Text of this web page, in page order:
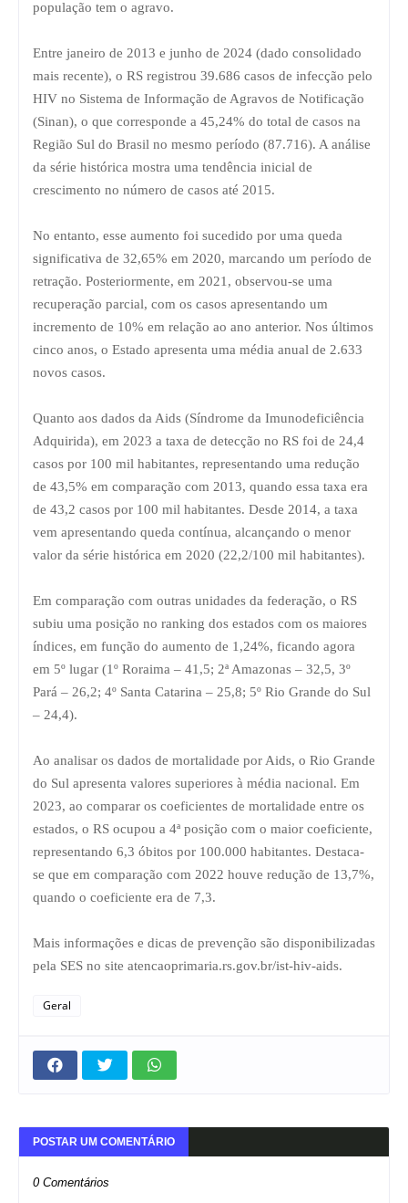
população tem o agravo.
Entre janeiro de 2013 e junho de 2024 (dado consolidado
mais recente), o RS registrou 39.686 casos de infecção pelo
HIV no Sistema de Informação de Agravos de Notificação
(Sinan), o que corresponde a 45,24% do total de casos na
Região Sul do Brasil no mesmo período (87.716). A análise
da série histórica mostra uma tendência inicial de
crescimento no número de casos até 2015.
No entanto, esse aumento foi sucedido por uma queda
significativa de 32,65% em 2020, marcando um período de
retração. Posteriormente, em 2021, observou-se uma
recuperação parcial, com os casos apresentando um
incremento de 10% em relação ao ano anterior. Nos últimos
cinco anos, o Estado apresenta uma média anual de 2.633
novos casos.
Quanto aos dados da Aids (Síndrome da Imunodeficiência
Adquirida), em 2023 a taxa de detecção no RS foi de 24,4
casos por 100 mil habitantes, representando uma redução
de 43,5% em comparação com 2013, quando essa taxa era
de 43,2 casos por 100 mil habitantes. Desde 2014, a taxa
vem apresentando queda contínua, alcançando o menor
valor da série histórica em 2020 (22,2/100 mil habitantes).
Em comparação com outras unidades da federação, o RS
subiu uma posição no ranking dos estados com os maiores
índices, em função do aumento de 1,24%, ficando agora
em 5º lugar (1º Roraima – 41,5; 2ª Amazonas – 32,5, 3º
Pará – 26,2; 4º Santa Catarina – 25,8; 5º Rio Grande do Sul
– 24,4).
Ao analisar os dados de mortalidade por Aids, o Rio Grande
do Sul apresenta valores superiores à média nacional. Em
2023, ao comparar os coeficientes de mortalidade entre os
estados, o RS ocupou a 4ª posição com o maior coeficiente,
representando 6,3 óbitos por 100.000 habitantes. Destaca-
se que em comparação com 2022 houve redução de 13,7%,
quando o coeficiente era de 7,3.
Mais informações e dicas de prevenção são disponibilizadas
pela SES no site atencaoprimaria.rs.gov.br/ist-hiv-aids.
Geral
POSTAR UM COMENTÁRIO
0 Comentários